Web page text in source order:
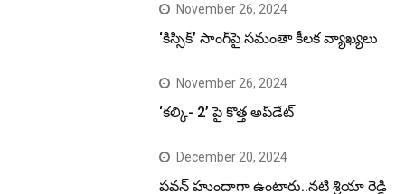
November 26, 2024
‘కిస్సిక్’ సాంగ్‌పై సమంతా కీలక వ్యాఖ్యలు
November 26, 2024
‘కల్కి- 2’ పై కొత్త అప్‌డేట్
December 20, 2024
పవన్ హుందాగా ఉంటారు..నటి శ్రియా రెడ్డి